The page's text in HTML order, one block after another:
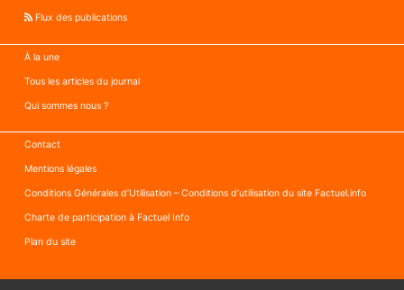
Flux des publications
À la une
Tous les articles du journal
Qui sommes nous ?
Contact
Mentions légales
Conditions Générales d’Utilisation – Conditions d’utilisation du site Factuel.info
Charte de participation à Factuel Info
Plan du site